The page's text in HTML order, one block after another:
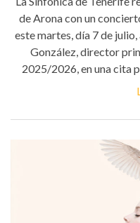
de Arona con un
este martes, día 7 de
González, director
2025/2026, en una cita